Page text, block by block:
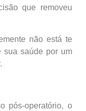
que removeu
não está te
sua saúde por um
pós-operatório, o